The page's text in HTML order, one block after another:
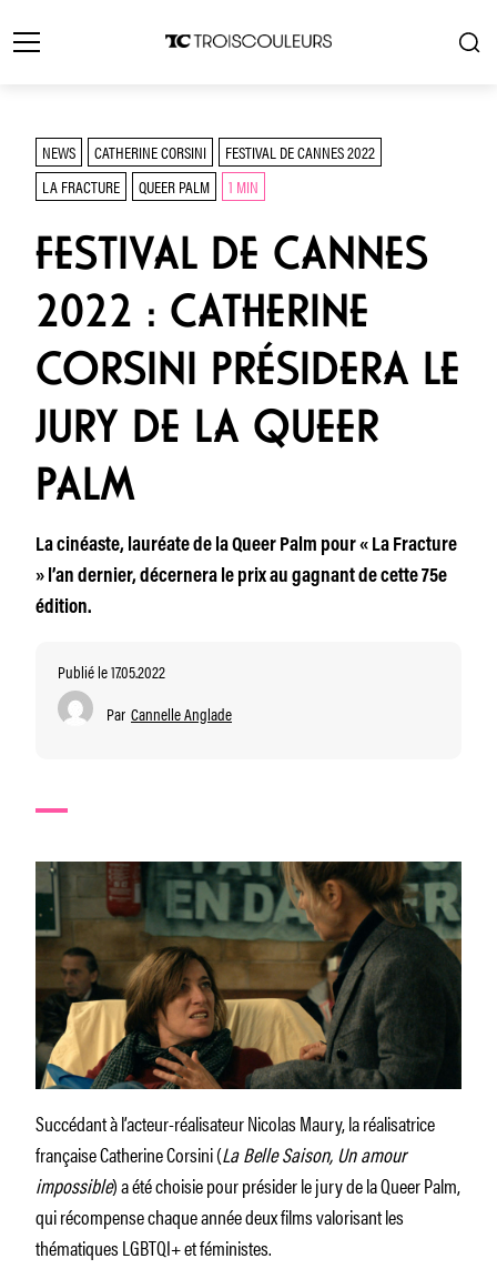
NEWS CATHERINE CORSINI
FESTIVAL DE CANNES 2022
LA FRACTURE
QUEER PALM 1 MIN
FESTIVAL DE CANNES
2022 : CATHERINE
CORSINI PRÉSIDERA LE
JURY DE LA QUEER
PALM
La cinéaste, lauréate de la Queer Palm pour « La Fracture
» l’an dernier, décernera le prix au gagnant de cette 75e
édition.
Publié le 17.05.2022
Par Cannelle Anglade
Succédant à l’acteur-réalisateur Nicolas Maury, la réalisatrice
française Catherine Corsini (La Belle Saison, Un amour
impossible) a été choisie pour présider le jury de la Queer Palm,
qui récompense chaque année deux films valorisant les
thématiques LGBTQI+ et féministes.